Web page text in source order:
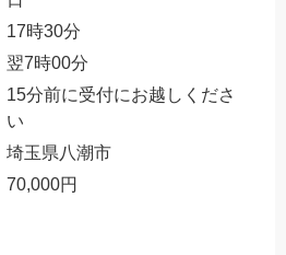
17時30分
翌7時00分
15分前に受付にお越しくださ
い
埼玉県八潮市
70,000円